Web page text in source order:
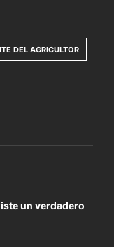
DEL AGRICULTOR
un verdadero